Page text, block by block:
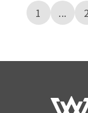
1 ... 2